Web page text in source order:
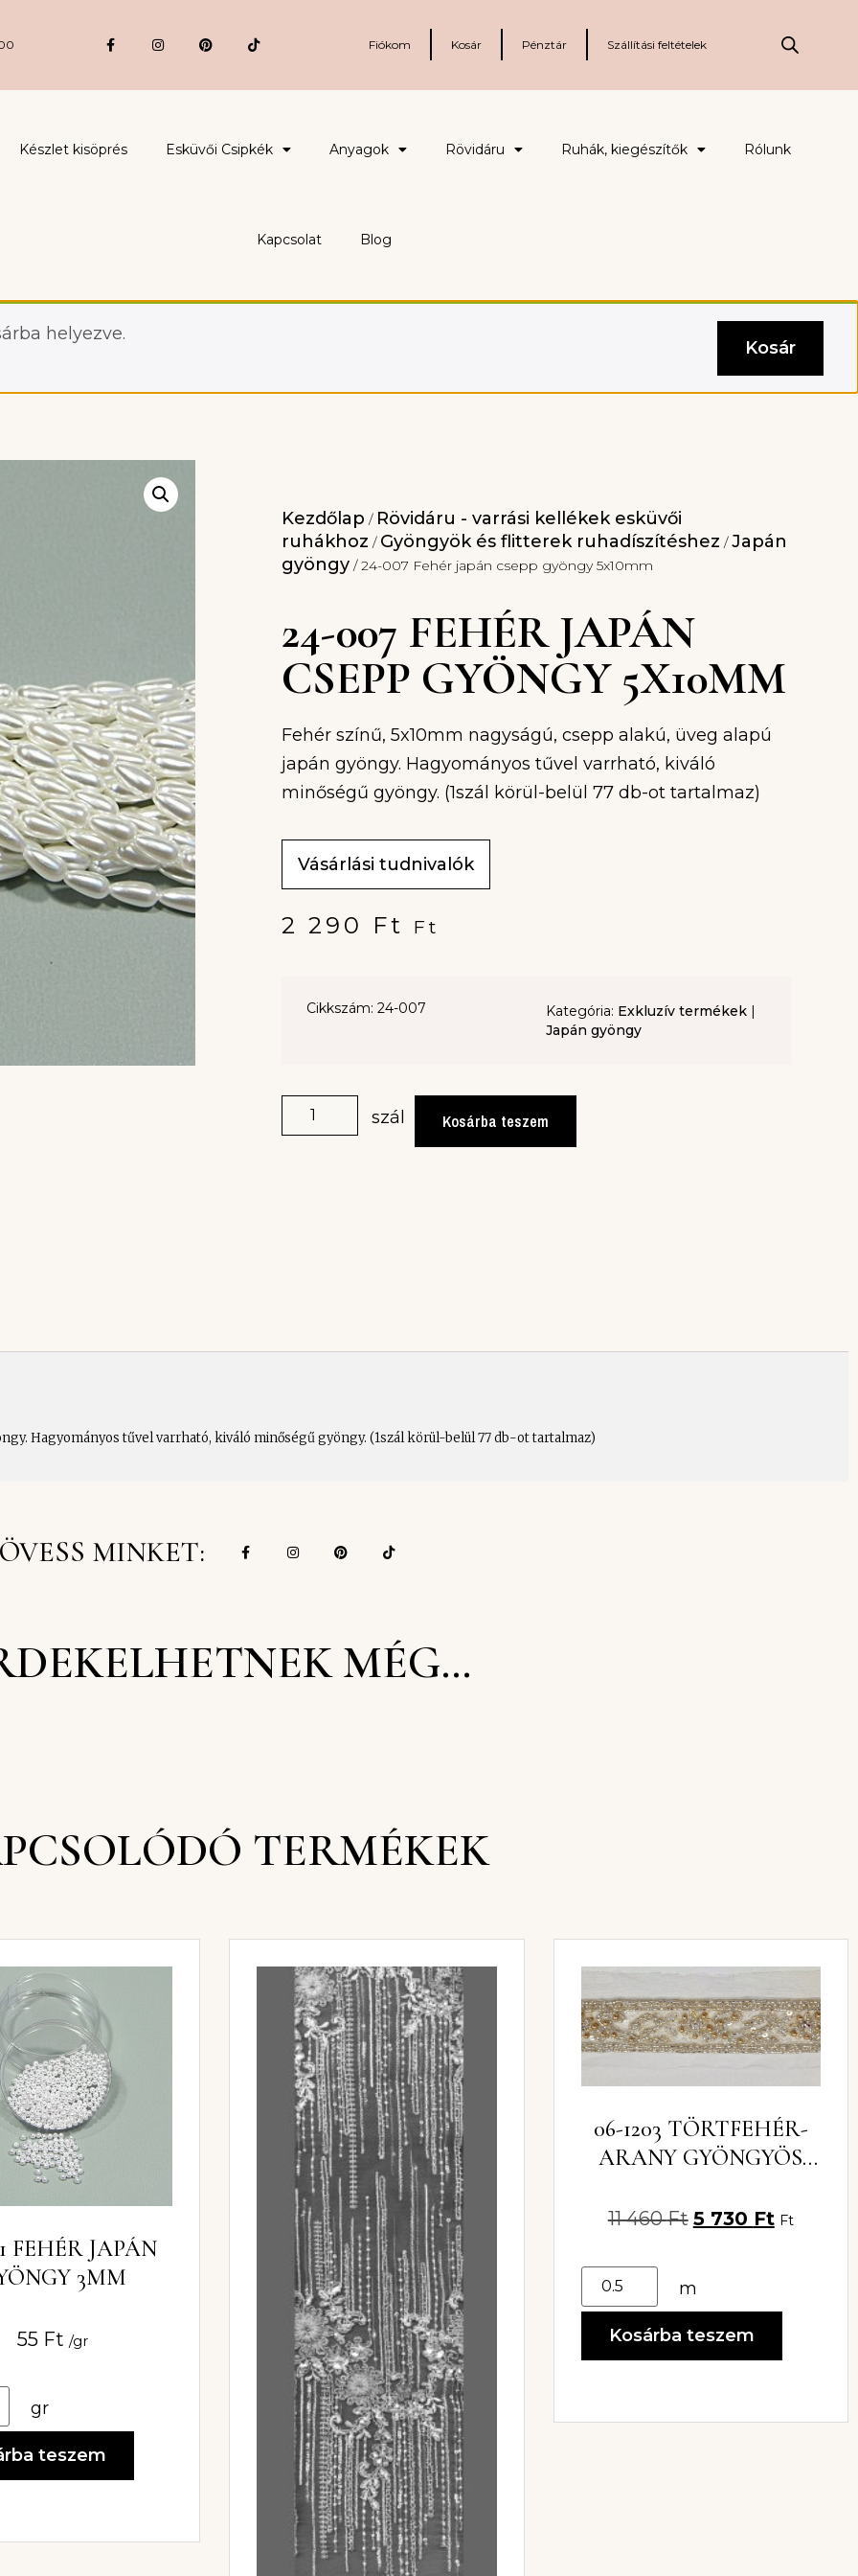
Fiókom Kosár Pénztár Szállítási feltételek
Készlet kisöprés Esküvői Csipkék Anyagok Rövidáru Ruhák, kiegészítők Rólunk
Kapcsolat Blog
helyezve.
Kosár
Kezdőlap / Rövidáru - varrási kellékek esküvői
ruhákhoz / Gyöngyök és flitterek ruhadíszítéshez /Japán
gyöngy / 24-007 Fehér japán csepp gyöngy 5x10mm
24-007 FEHÉR JAPÁN
CSEPP GYÖNGY 5X10MM
Fehér színű, 5x10mm nagyságú, csepp alakú, üveg alapú
japán gyöngy. Hagyományos tűvel varrható, kiváló
minőségű gyöngy. (1szál körül-belül 77 db-ot tartalmaz)
Vásárlási tudnivalók
2 290 Ft Ft
Cikkszám: 24-007 Kategória: Exkluzív termékek |
Japán gyöngy
szál Kosárba teszem
Hagyományos tűvel varrható, kiváló minőségű gyöngy. (1szál körül-belül 77 db-ot tartalmaz)
MINKET:
MÉG…
TERMÉKEK
FEHÉR JAPÁN
3MM
55 Ft /gr
gr
teszem
06-1203 TÖRTFEHÉR-
ARANY GYÖNGYÖS
11 460Ft 5 730 Ft Ft
m
Kosárba teszem